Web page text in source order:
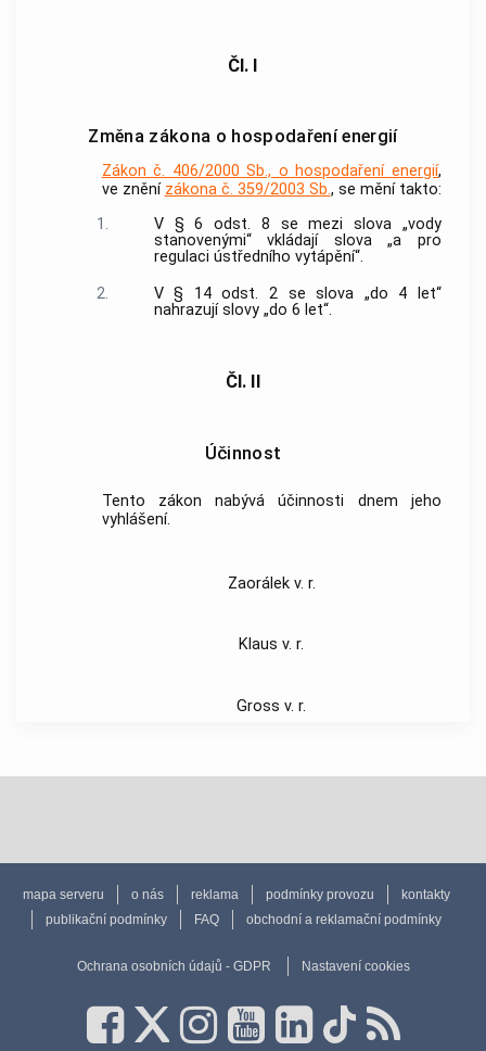
Čl. I
Změna zákona o hospodaření energií
Zákon č. 406/2000 Sb., o hospodaření energií,
ve znění zákona č. 359/2003 Sb., se mění takto:
1.
V § 6 odst. 8 se mezi slova „vody
stanovenými“ vkládají slova „a pro
regulaci ústředního vytápění“.
2.
V § 14 odst. 2 se slova „do 4 let“
nahrazují slovy „do 6 let“.
Čl. II
Účinnost
Tento zákon nabývá účinnosti dnem jeho
vyhlášení.
Zaorálek v. r.
Klaus v. r.
Gross v. r.
mapa serveru o nás reklama podmínky provozu
kontakty
publikační podmínky
FAQ obchodní a reklamační podmínky
Ochrana osobních údajů - GDPR Nastavení cookies